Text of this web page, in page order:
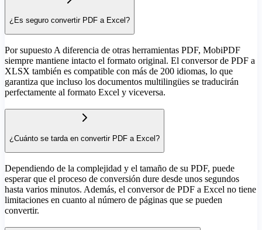
¿Es seguro convertir PDF a Excel?
Por supuesto A diferencia de otras herramientas PDF, MobiPDF
siempre mantiene intacto el formato original. El conversor de PDF a
XLSX también es compatible con más de 200 idiomas, lo que
garantiza que incluso los documentos multilingües se traducirán
perfectamente al formato Excel y viceversa.
¿Cuánto se tarda en convertir PDF a Excel?
Dependiendo de la complejidad y el tamaño de su PDF, puede
esperar que el proceso de conversión dure desde unos segundos
hasta varios minutos. Además, el conversor de PDF a Excel no tiene
limitaciones en cuanto al número de páginas que se pueden
convertir.